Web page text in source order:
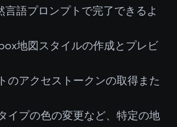
言語プロンプトで完了できるよ
地図スタイルの作成とプレビ
のアクセストークンの取得また
イプの色の変更など、特定の地